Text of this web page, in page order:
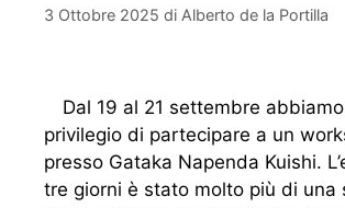
3 Ottobre 2025 di Alberto de la Portilla
Dal 19 al 21 settembre
privilegio di partecipare a un
presso Gataka Napenda Kuishi.
tre giorni è stato molto più di una